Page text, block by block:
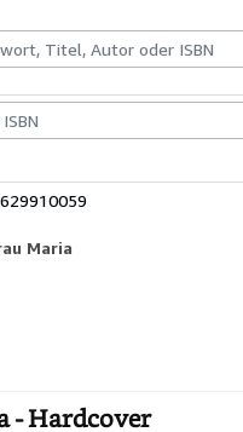
Maria
- Hardcover